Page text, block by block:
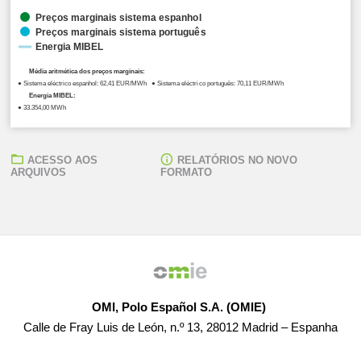
Média aritmética dos preços marginais:
● Sistema eléctrico espanhol: 62,41 EUR/MWh ● Sistema eléctrico português: 70,11 EUR/MWh
Energia MIBEL:
● 33.354,00 MWh
Preços marginais sistema espanhol
Preços marginais sistema português
Energia MIBEL
ACESSO AOS
ARQUIVOS
RELATÓRIOS NO NOVO
FORMATO
OMI, Polo Español S.A. (OMIE)
Calle de Fray Luis de León, n.º 13, 28012 Madrid – Espanha